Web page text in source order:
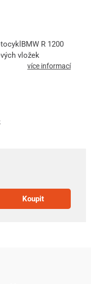
R 1200
vložek
více informací
Koupit